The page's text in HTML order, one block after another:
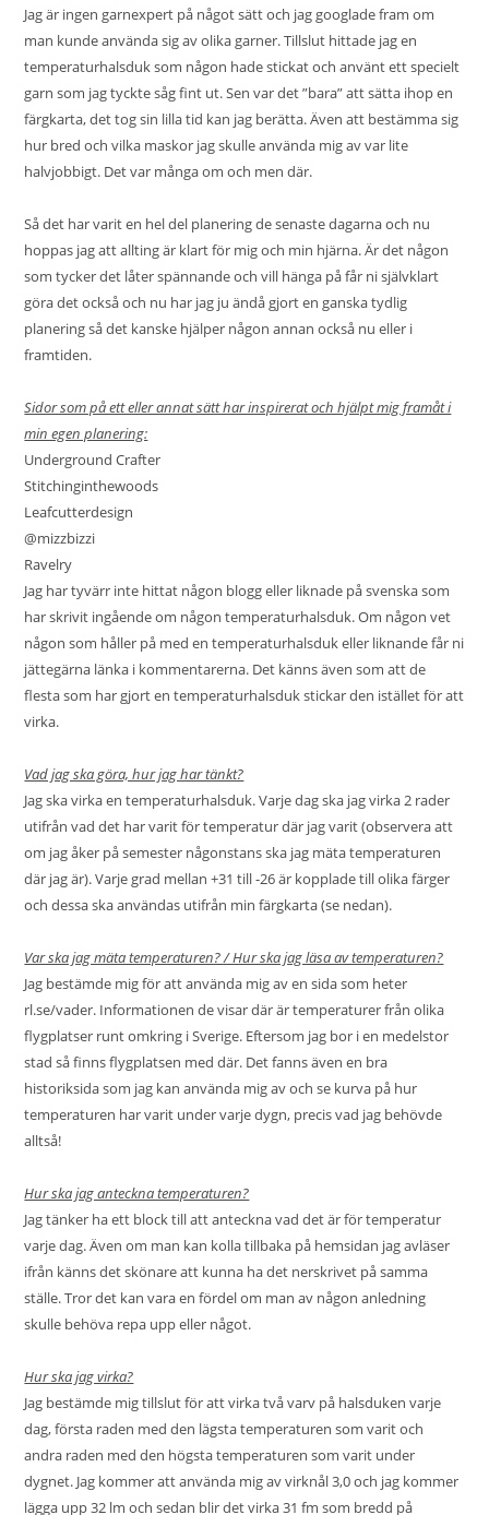
Jag är ingen garnexpert på något sätt och jag googlade fram om
man kunde använda sig av olika garner. Tillslut hittade jag en
temperaturhalsduk som någon hade stickat och använt ett specielt
garn som jag tyckte såg fint ut. Sen var det ”bara” att sätta ihop en
färgkarta, det tog sin lilla tid kan jag berätta. Även att bestämma sig
hur bred och vilka maskor jag skulle använda mig av var lite
halvjobbigt. Det var många om och men där.
Så det har varit en hel del planering de senaste dagarna och nu
hoppas jag att allting är klart för mig och min hjärna. Är det någon
som tycker det låter spännande och vill hänga på får ni självklart
göra det också och nu har jag ju ändå gjort en ganska tydlig
planering så det kanske hjälper någon annan också nu eller i
framtiden.
Sidor som på ett eller annat sätt har inspirerat och hjälpt mig framåt i
min egen planering:
Underground Crafter
Stitchinginthewoods
Leafcutterdesign
@mizzbizzi
Ravelry
Jag har tyvärr inte hittat någon blogg eller liknade på svenska som
har skrivit ingående om någon temperaturhalsduk. Om någon vet
någon som håller på med en temperaturhalsduk eller liknande får ni
jättegärna länka i kommentarerna. Det känns även som att de
flesta som har gjort en temperaturhalsduk stickar den istället för att
virka.
Vad jag ska göra, hur jag har tänkt?
Jag ska virka en temperaturhalsduk. Varje dag ska jag virka 2 rader
utifrån vad det har varit för temperatur där jag varit (observera att
om jag åker på semester någonstans ska jag mäta temperaturen
där jag är). Varje grad mellan +31 till -26 är kopplade till olika färger
och dessa ska användas utifrån min färgkarta (se nedan).
Var ska jag mäta temperaturen? / Hur ska jag läsa av temperaturen?
Jag bestämde mig för att använda mig av en sida som heter
rl.se/vader. Informationen de visar där är temperaturer från olika
flygplatser runt omkring i Sverige. Eftersom jag bor i en medelstor
stad så finns flygplatsen med där. Det fanns även en bra
historiksida som jag kan använda mig av och se kurva på hur
temperaturen har varit under varje dygn, precis vad jag behövde
alltså!
Hur ska jag anteckna temperaturen?
Jag tänker ha ett block till att anteckna vad det är för temperatur
varje dag. Även om man kan kolla tillbaka på hemsidan jag avläser
ifrån känns det skönare att kunna ha det nerskrivet på samma
ställe. Tror det kan vara en fördel om man av någon anledning
skulle behöva repa upp eller något.
Hur ska jag virka?
Jag bestämde mig tillslut för att virka två varv på halsduken varje
dag, första raden med den lägsta temperaturen som varit och
andra raden med den högsta temperaturen som varit under
dygnet. Jag kommer att använda mig av virknål 3,0 och jag kommer
lägga upp 32 lm och sedan blir det virka 31 fm som bredd på